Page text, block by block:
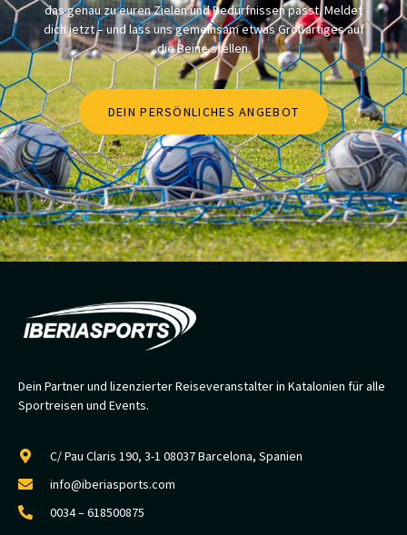
das genau zu euren Zielen und Bedürfnissen passt. Meldet
dich jetzt – und lass uns gemeinsam etwas Großartiges auf
die Beine stellen.
DEIN PERSÖNLICHES ANGEBOT
Dein Partner und lizenzierter Reiseveranstalter in Katalonien für alle
Sportreisen und Events.
C/ Pau Claris 190, 3-1 08037 Barcelona, Spanien
info@iberiasports.com
0034 – 618500875